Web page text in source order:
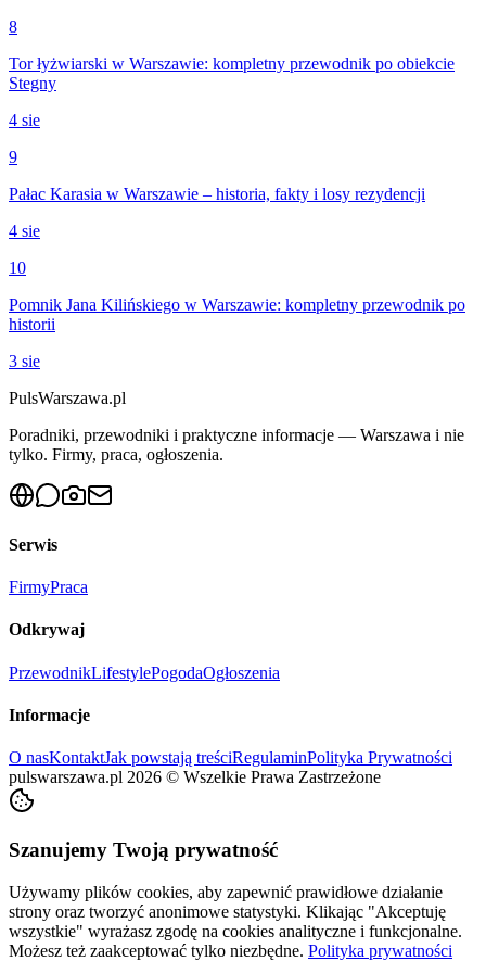
8
Tor łyżwiarski w Warszawie: kompletny przewodnik po obiekcie
Stegny
4 sie
9
Pałac Karasia w Warszawie – historia, fakty i losy rezydencji
4 sie
10
Pomnik Jana Kilińskiego w Warszawie: kompletny przewodnik po
historii
3 sie
PulsWarszawa.pl
Poradniki, przewodniki i praktyczne informacje — Warszawa i nie
tylko. Firmy, praca, ogłoszenia.
Serwis
FirmyPraca
Odkrywaj
PrzewodnikLifestylePogodaOgłoszenia
Informacje
O nasKontaktJak powstają treściRegulaminPolityka Prywatności
pulswarszawa.pl 2026 © Wszelkie Prawa Zastrzeżone
Szanujemy Twoją prywatność
Używamy plików cookies, aby zapewnić prawidłowe działanie
strony oraz tworzyć anonimowe statystyki. Klikając "Akceptuję
wszystkie" wyrażasz zgodę na cookies analityczne i funkcjonalne.
Możesz też zaakceptować tylko niezbędne. Polityka prywatności